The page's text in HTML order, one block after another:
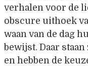
verhalen voor de
obscure uithoek
waan van de dag
bewijst. Daar
en hebben de